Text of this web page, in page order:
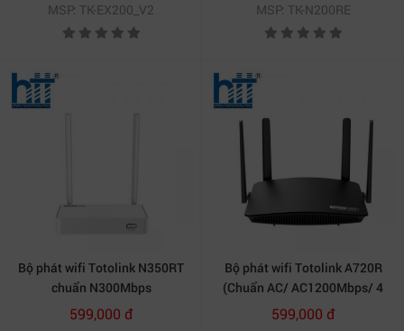
MSP: TK-EX200_V2 MSP: TK-N200RE
Bộ phát wifi Totolink N350RT
chuẩn N300Mbps
599,000 đ
Bộ phát wifi Totolink A720R
(Chuẩn AC/ AC1200Mbps/ 4
Ăng-ten ngoài/ 25 User)
599,000 đ